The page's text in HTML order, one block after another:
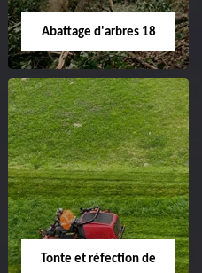
Spécialiste en pose et
changement grillage et
clôture 18 Cher tel:
02.52.56.49.40
Abattage d'arbres 18
Abattage d'arbres
18
Entreprise abattage
Tonte et réfection de